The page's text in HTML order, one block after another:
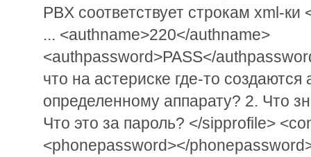
PBX соответствует строкам xml-
... <authname>220</authname>
<authpassword>PASS</
что на астериске где-то
определенному аппарату? 2. Что
Что это за пароль? </sipprofile>
<phonepassword></